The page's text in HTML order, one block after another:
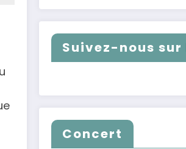
Suivez-nous sur
Concert